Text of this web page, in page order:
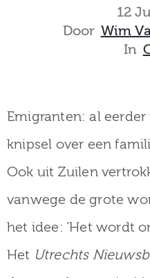
Verhalen
over
Zuilen
Collectie
12
Door Wim
In
Emigranten: al
knipsel over een
Ook uit Zuilen
vanwege de grote
het idee: ‘Het wordt
Het Utrechts